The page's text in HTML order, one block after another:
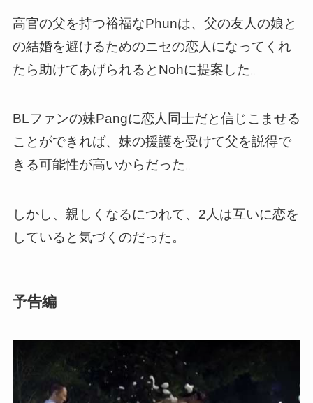
高官の父を持つ裕福なPhunは、父の友人の娘と
の結婚を避けるためのニセの恋人になってくれ
たら助けてあげられるとNohに提案 した。
BLファンの妹Pangに恋人同士だと信じこませる
ことができれば、 妹の援護を受けて父を説得で
きる可能性が高いからだった。
しかし、親しくなるにつれて、2人は互いに恋を
していると気づくのだった。
予告編
この動画を YouTube で視聴